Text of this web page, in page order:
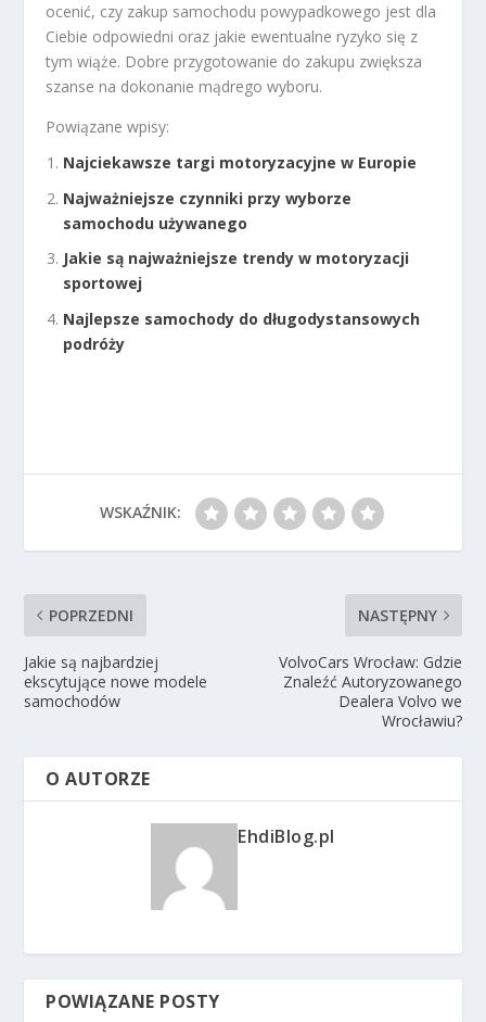
ocenić, czy zakup samochodu powypadkowego jest dla
Ciebie odpowiedni oraz jakie ewentualne ryzyko się z
tym wiąże. Dobre przygotowanie do zakupu zwiększa
szanse na dokonanie mądrego wyboru.
Powiązane wpisy:
Najciekawsze targi motoryzacyjne w Europie
Najważniejsze czynniki przy wyborze
samochodu używanego
Jakie są najważniejsze trendy w motoryzacji
sportowej
Najlepsze samochody do długodystansowych
podróży
WSKAŹNIK:
POPRZEDNI
Jakie są najbardziej
ekscytujące nowe modele
samochodów
NASTĘPNY
VolvoCars Wrocław: Gdzie
Znaleźć Autoryzowanego
Dealera Volvo we
Wrocławiu?
O AUTORZE
EhdiBlog.pl
POWIĄZANE POSTY